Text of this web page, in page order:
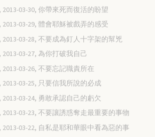
2013-03-30, 你帶來死而復活的盼望
2013-03-29, 體會耶穌被戲弄的感受
2013-03-28, 不要成為釘人十字架的幫兇
2013-03-27, 為你打破我自己
2013-03-26, 不要忘記職責所在
2013-03-25, 只要信我所說的必成
2013-03-24, 勇敢承認自己的虧欠
2013-03-23, 不要讓誘惑奪走最重要的事物
2013-03-22, 自私是耶和華眼中看為惡的事